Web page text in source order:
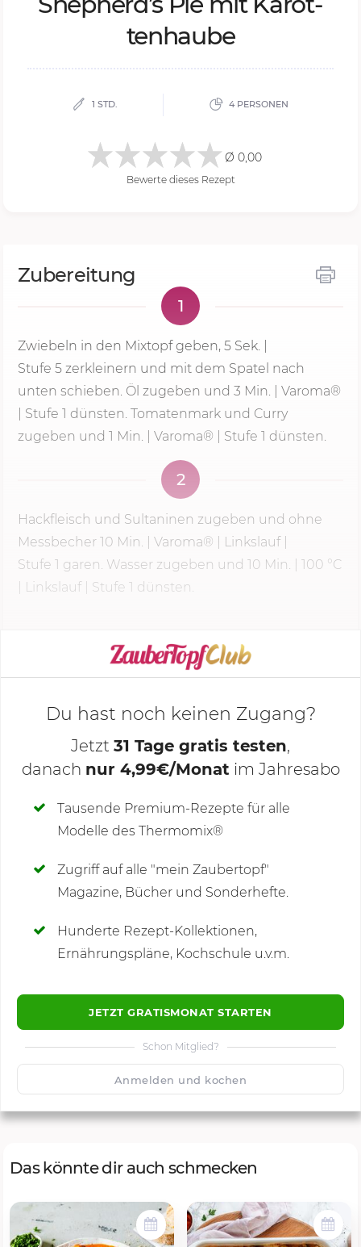
ten­hau­be
1 STD. 4 PERSONEN
Ø 0,00
Bewerte dieses Rezept
Zubereitung
1
Zwiebeln in den Mixtopf geben, 5 Sek.
Stufe 5 zerkleinern und mit dem Spatel nach
unten schieben. Öl zugeben und 3 Min.
| Varoma®
| Stufe 1 dünsten. Tomatenmark und Curry
zugeben und 1 Min. | Varoma® | Stufe 1 dünsten.
2
Hackfleisch und Sultaninen zugeben und ohne
Messbecher 10 Min.
| Varoma® | Linkslauf |
Stufe 1 garen. Wasser zugeben und 10 Min.
100 °C
| Linkslauf | Stufe 1 dünsten.
KOCHMODUS STARTEN
Deine Notizen
Du hast noch keinen Zugang?
Jetzt 31 Tage gratis testen,
danach nur 4,99€/Monat im Jahresabo
Tausende Premium-Rezepte für alle
Modelle des Thermomix®
Zugriff auf alle "mein Zaubertopf"
Magazine, Bücher und Sonderhefte.
Hunderte Rezept-Kollektionen,
Ernährungspläne, Kochschule u.v.m.
JETZT GRATISMONAT STARTEN
Schon Mitglied?
Anmelden und kochen
Kommentare
🙂 Speichern
Das könnte dir auch schmecken